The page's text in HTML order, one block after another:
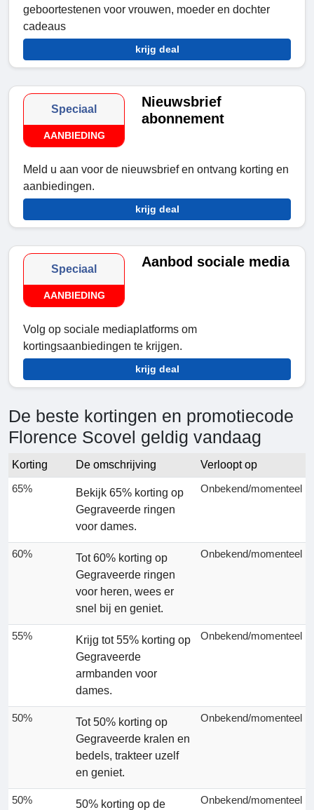
geboortestenen voor vrouwen, moeder en dochter
cadeaus
krijg deal
Speciaal
AANBIEDING
Nieuwsbrief
abonnement
Meld u aan voor de nieuwsbrief en ontvang korting en
aanbiedingen.
krijg deal
Speciaal
AANBIEDING
Aanbod sociale media
Volg op sociale mediaplatforms om
kortingsaanbiedingen te krijgen.
krijg deal
De beste kortingen en promotiecode
Florence Scovel geldig vandaag
Korting De omschrijving
Verloopt op
65%
Bekijk 65% korting op
Gegraveerde ringen
voor dames.
Onbekend/momenteel
60%
Tot 60% korting op
Gegraveerde ringen
voor heren, wees er
snel bij en geniet.
Onbekend/momenteel
55%
Krijg tot 55% korting op
Gegraveerde
armbanden voor
dames.
Onbekend/momenteel
50%
Tot 50% korting op
Gegraveerde kralen en
bedels, trakteer uzelf
en geniet.
Onbekend/momenteel
50%
50% korting op de
Onbekend/momenteel